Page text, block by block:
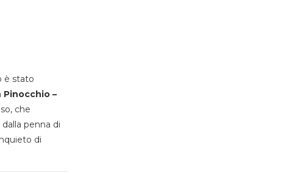
è stato
Pinocchio –
che
penna di
di